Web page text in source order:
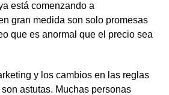
está comenzando a
gran medida son solo promesas
que es anormal que el precio sea
y los cambios en las reglas
astutas. Muchas personas